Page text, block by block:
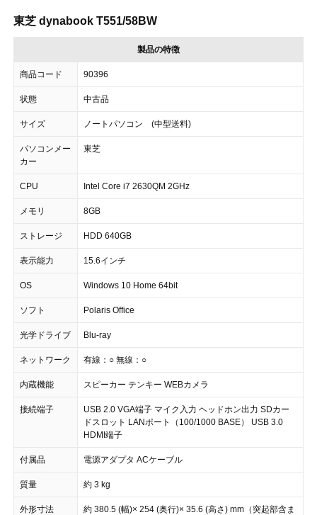
東芝 dynabook T551/58BW
製品の特徴
商品コード 90396
状態 中古品
サイズ ノートパソコン (中型送料)
パソコンメー
カー
東芝
CPU Intel Core i7 2630QM 2GHz
メモリ 8GB
ストレージ HDD 640GB
表示能力 15.6インチ
OS Windows 10 Home 64bit
ソフト Polaris Office
光学ドライブ Blu-ray
ネットワーク 有線：○ 無線：○
内蔵機能 スピーカー テンキー WEBカメラ
接続端子
USB 2.0 VGA端子 マイク入力 ヘッドホン出力 SDカー
ドスロット LANポート（100/1000 BASE） USB 3.0
HDMI端子
付属品 電源アダプタ ACケーブル
質量 約 3 kg
外形寸法
約 380.5 (幅)× 254 (奥行)× 35.6 (高さ) mm（突起部含ま